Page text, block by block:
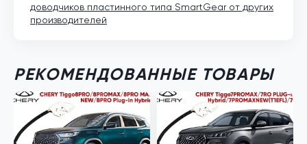
доводчиков пластинного типа SmartGear от других
производителей
РЕКОМЕНДОВАННЫЕ ТОВАРЫ